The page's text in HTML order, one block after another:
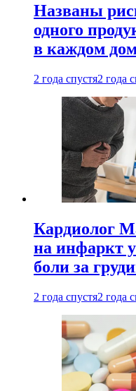
Названы
одного
в каждом
2 года спустя2 года
Кардиолог
на инфаркт
боли за
2 года спустя2 года